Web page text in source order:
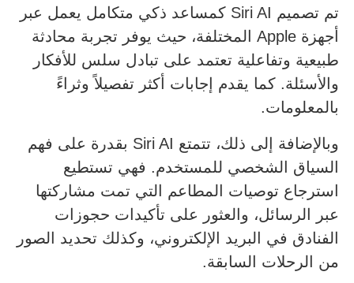
تم تصميم Siri AI كمساعد ذكي متكامل يعمل عبر
أجهزة Apple المختلفة، حيث يوفر تجربة محادثة
طبيعية وتفاعلية تعتمد على تبادل سلس للأفكار
والأسئلة. كما يقدم إجابات أكثر تفصيلاً وثراءً
بالمعلومات.
وبالإضافة إلى ذلك، تتمتع Siri AI بقدرة على فهم
السياق الشخصي للمستخدم. فهي تستطيع
استرجاع توصيات المطاعم التي تمت مشاركتها
عبر الرسائل، والعثور على تأكيدات حجوزات
الفنادق في البريد الإلكتروني، وكذلك تحديد الصور
من الرحلات السابقة.